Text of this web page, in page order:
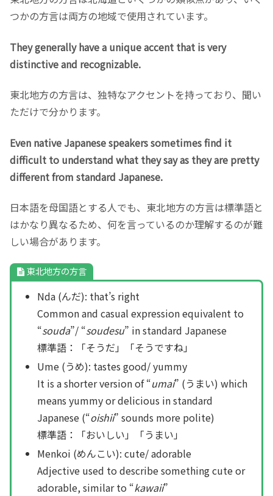
つかの方言は両方の地域で使用されています。
They generally have a unique accent that is very
distinctive and recognizable.
東北地方の方言は、独特なアクセントを持っており、聞い
ただけで分かります。
Even native Japanese speakers sometimes find it
difficult to understand what they say as they are pretty
different from standard Japanese.
日本語を母国語とする人でも、東北地方の方言は標準語と
はかなり異なるため、何を言っているのか理解するのが難
しい場合があります。
東北地方の方言
Nda (んだ): that’s right
Common and casual expression equivalent to
“souda”/ “soudesu” in standard Japanese
標準語：「そうだ」「そうですね」
Ume (うめ): tastes good/ yummy
It is a shorter version of “umai” (うまい) which
means yummy or delicious in standard
Japanese (“oishii” sounds more polite)
標準語：「おいしい」「うまい」
Menkoi (めんこい): cute/ adorable
Adjective used to describe something cute or
adorable, similar to “kawaii”